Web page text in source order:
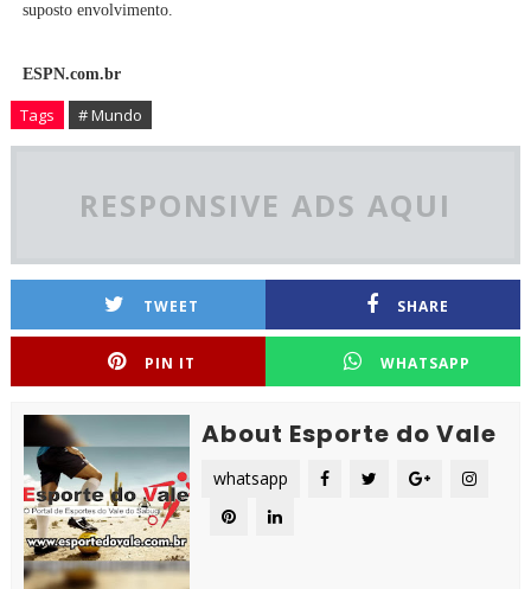
suposto envolvimento.
ESPN.com.br
Tags # Mundo
RESPONSIVE ADS AQUI
TWEET SHARE
PIN IT WHATSAPP
About Esporte do Vale
whatsapp